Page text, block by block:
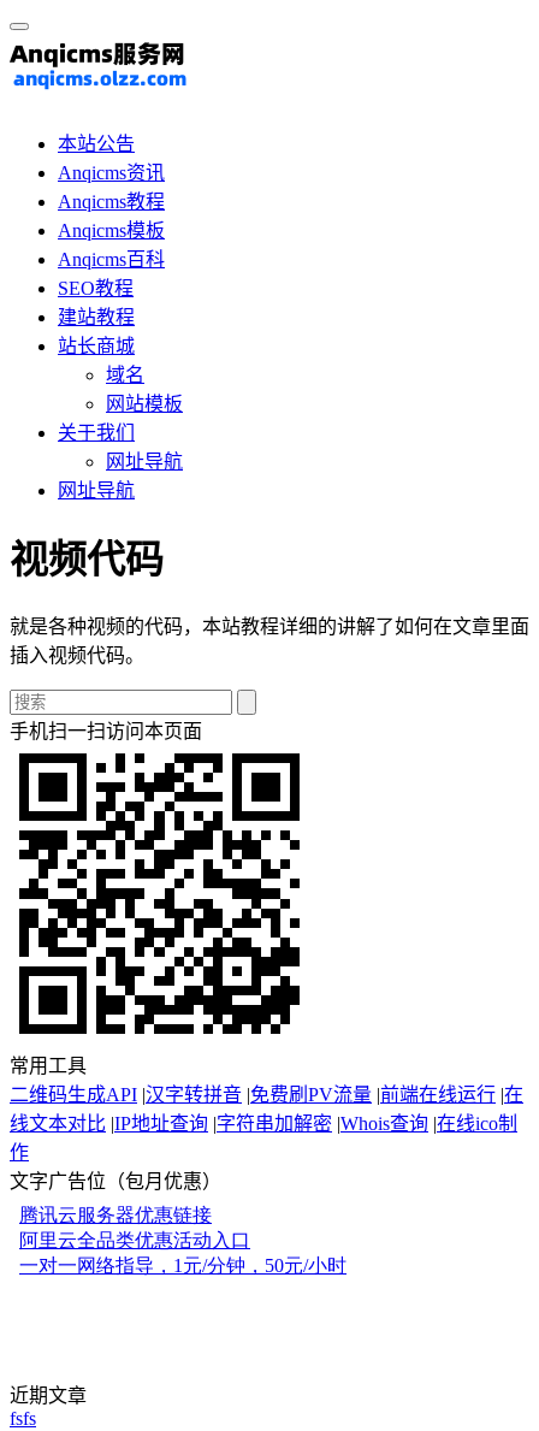
本站公告
Anqicms资讯
Anqicms教程
Anqicms模板
Anqicms百科
SEO教程
建站教程
站长商城
域名
网站模板
关于我们
网址导航
网址导航
视频代码
就是各种视频的代码，本站教程详细的讲解了如何在文章里面
插入视频代码。
手机扫一扫访问本页面
常用工具
二维码生成API |汉字转拼音 |免费刷PV流量 |前端在线运行 |在
线文本对比 |IP地址查询 |字符串加解密 |Whois查询 |在线ico制
作
文字广告位（包月优惠）
近期文章
fsfs